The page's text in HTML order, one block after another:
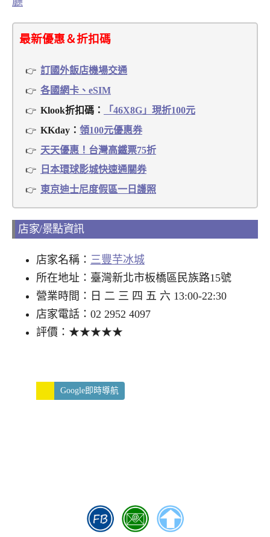
最新優惠＆折扣碼
訂國外飯店機場交通
各國網卡、eSIM
Klook折扣碼：
「46X8G」現折100元
KKday： 領100元優惠券
天天優惠！台灣高鐵票75折
日本環球影城快速通關券
東京迪士尼度假區一日護照
店家/景點資訊
店家名稱： 三豐芋冰城
所在地址：臺灣新北市板橋區民族路15號
營業時間：日 二 三 四 五 六 13:00-22:30
店家電話：02 2952 4097
評價：★★★★★
Google即時導航